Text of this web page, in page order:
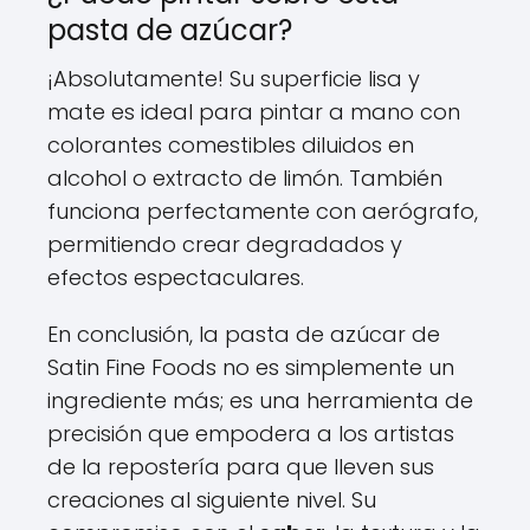
pasta de azúcar?
¡Absolutamente! Su superficie lisa y
mate es ideal para pintar a mano con
colorantes comestibles diluidos en
alcohol o extracto de limón. También
funciona perfectamente con aerógrafo,
permitiendo crear degradados y
efectos espectaculares.
En conclusión, la pasta de azúcar de
Satin Fine Foods no es simplemente un
ingrediente más; es una herramienta de
precisión que empodera a los artistas
de la repostería para que lleven sus
creaciones al siguiente nivel. Su